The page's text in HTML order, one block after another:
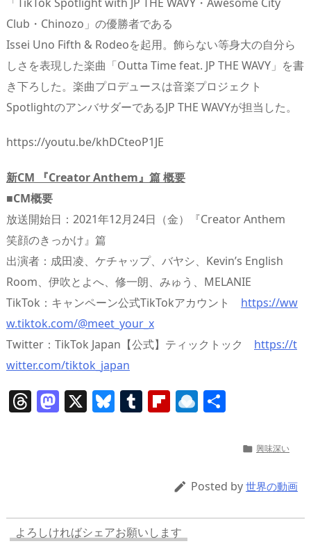
Club・Chinozo」の優勝者である
Issei Uno Fifth & Rodeoを起用。飾らない等身大の自分ら
しさを表現した楽曲「Outta Time feat. JP THE WAVY」を書
き下ろした。楽曲プロデュースは音楽プロジェクト
SpotlightのアンバサダーであるJP THE WAVYが担当した。
https://youtu.be/khDCteoP1JE
新CM 『Creator Anthem』篇 概要
■CM概要
放送開始日：2021年12月24日（金）『Creator Anthem
笑顔のきっかけ』篇
出演者：成田凌、ケチャップ、バヤシ、Kevin’s English
Room、伊吹とよへ、修一朗、みゅう、MELANIE
TikTok：キャンペーン公式TikTokアカウント https://ww
w.tiktok.com/@meet_your_x
Twitter：TikTok Japan【公式】ティックトック https://t
witter.com/tiktok_japan
T
s
M
o
n
X Bl T Fl
ar
d
R
ro
p.
 興味深い
 Posted by 世界の動画
よろしければシェアお願いします